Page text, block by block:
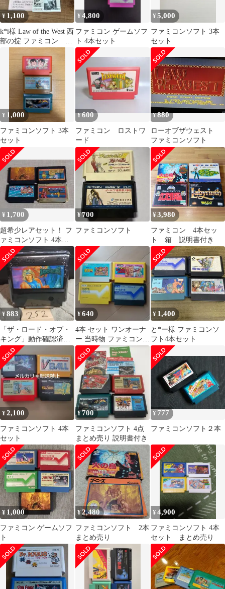
¥ 1,100
k*i様 Law of the West 西
部の掟 ファミコン ソ
フト ローオブ
¥4,800
ファミコン ゲームソフ
ト 4本セット
¥5,000
ファミコンソフト 3本
セット
¥ 1,000
ファミコンソフト 3本
セット
¥600
ファミコン ロストワ
ード
¥880
ローオブザウェスト
ファミコンソフト
¥ 1,700
超希少レアセット！ フ
ァミコンソフト 4本セ
ット
¥700
ファミコンソフト
¥3,980
ファミコン 4本セッ
ト 箱 説明書付き
¥883
「ザ・ロード・オブ・
キング」動作確認済！
ファミコンソフト
¥640
4本 セット ワンオーナ
ー 当時物 ファミコンソ
フト 箱説無
¥ 1,400
と*ー様 ファミコンソ
フト4本セット
¥2,100
ファミコンソフト 4本
セット
¥700
ファミコンソフト 4点
まとめ売り 説明書付き
¥ 777
ファミコンソフト２本
¥ 1,000
ファミコン ゲームソフ
ト
¥2,480
ファミコンソフト 2本
まとめ売り
¥4,900
ファミコンソフト 4本
セット まとめ売り